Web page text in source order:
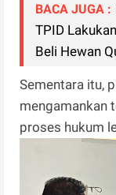
BACA JUGA :
TPID
Beli Hewan
Sementara itu,
mengamankan
proses hukum